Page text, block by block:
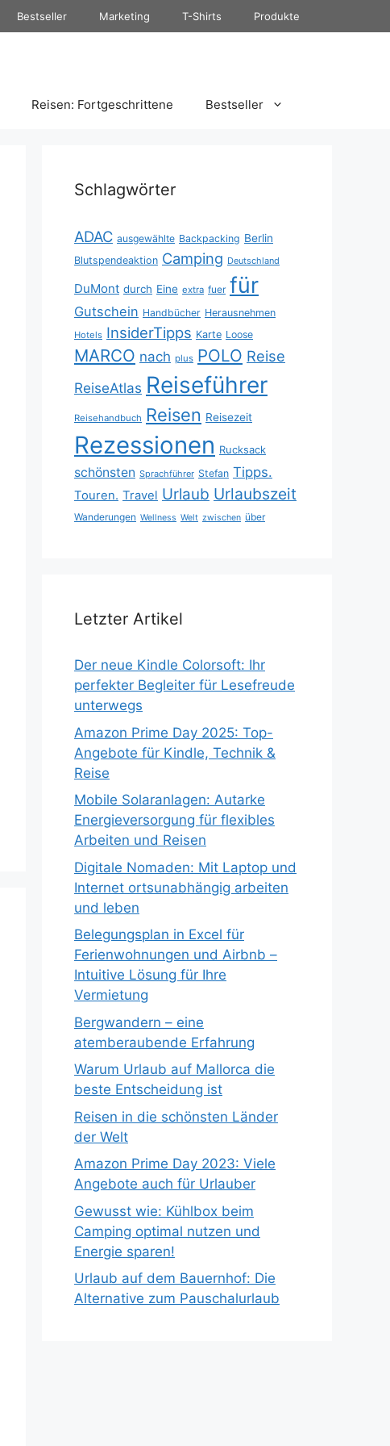
Bestseller Marketing T-Shirts Produkte
Reisen: Fortgeschrittene Bestseller
Schlagwörter
ADAC ausgewählte Backpacking Berlin
Blutspendeaktion Camping Deutschland
DuMont durch Eine extra fuer für
Gutschein Handbücher Herausnehmen
Hotels InsiderTipps Karte Loose
MARCO nach plus POLO Reise
ReiseAtlas Reiseführer
Reisehandbuch Reisen Reisezeit
Rezessionen Rucksack
schönsten Sprachführer Stefan Tipps.
Touren. Travel Urlaub Urlaubszeit
Wanderungen Wellness Welt zwischen über
Letzter Artikel
Der neue Kindle Colorsoft: Ihr
perfekter Begleiter für Lesefreude
unterwegs
Amazon Prime Day 2025: Top-
Angebote für Kindle, Technik &
Reise
Mobile Solaranlagen: Autarke
Energieversorgung für flexibles
Arbeiten und Reisen
Digitale Nomaden: Mit Laptop und
Internet ortsunabhängig arbeiten
und leben
Belegungsplan in Excel für
Ferienwohnungen und Airbnb –
Intuitive Lösung für Ihre
Vermietung
Bergwandern – eine
atemberaubende Erfahrung
Warum Urlaub auf Mallorca die
beste Entscheidung ist
Reisen in die schönsten Länder
der Welt
Amazon Prime Day 2023: Viele
Angebote auch für Urlauber
Gewusst wie: Kühlbox beim
Camping optimal nutzen und
Energie sparen!
Urlaub auf dem Bauernhof: Die
Alternative zum Pauschalurlaub